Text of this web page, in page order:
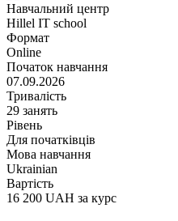
Навчальний центр
Hillel IT school
Формат
Online
Початок навчання
07.09.2026
Тривалість
29 занять
Рівень
Для початківців
Мова навчання
Ukrainian
Вартість
16 200 UAH за курс